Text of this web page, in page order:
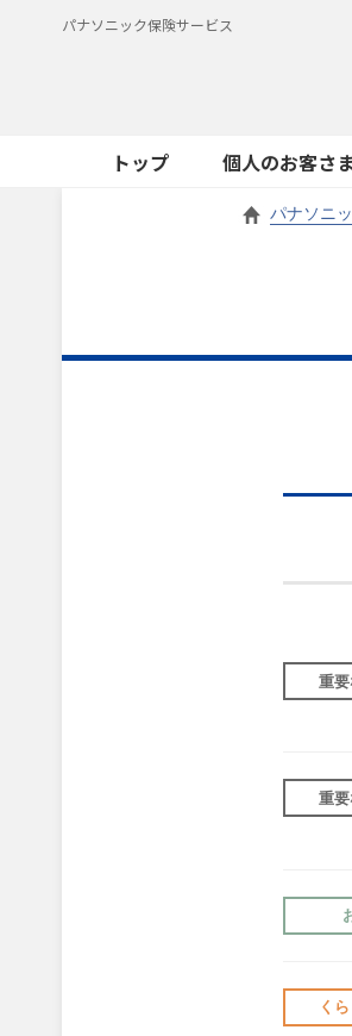
パナソニック保険サービス
トップ 個人のお客さ
パナソニ
重
重
く